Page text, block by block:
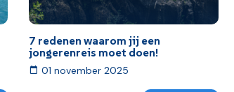
7 redenen waarom jij een
jongerenreis moet doen!
01 november 2025